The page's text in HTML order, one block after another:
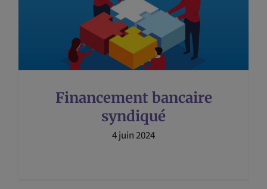
Financement bancaire
syndiqué
4 juin 2024